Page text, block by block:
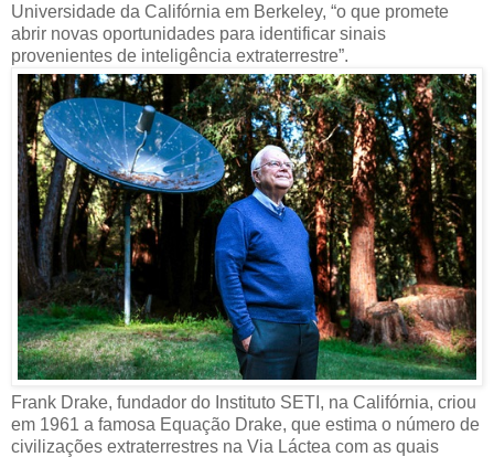
Universidade da Califórnia em Berkeley, “o que promete
abrir novas oportunidades para identificar sinais
provenientes de inteligência extraterrestre”.
Frank Drake, fundador do Instituto SETI, na Califórnia, criou
em 1961 a famosa Equação Drake, que estima o número de
civilizações extraterrestres na Via Láctea com as quais